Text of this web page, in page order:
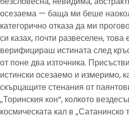
осезаема — баща ми беше
категорично отказа да ми
си казах, почти развеселен,
верифицираш истината след
от поне два източника.
истински осезаемо и измеримо,
скърцащите стенания от
„Торинския кон“, колкото
космическата кал в „Сатанинско